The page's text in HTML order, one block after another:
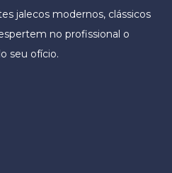
jalecos modernos, clássicos
no profissional o
seu ofício.